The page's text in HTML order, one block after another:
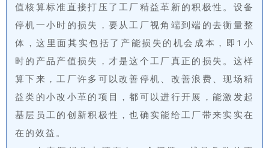
值核算标准直接打压了工厂精益革新的积极性。设备
停机一小时的损失，要从工厂视角端到端的去衡量整
体，这里面其实包括了产能损失的机会成本，即1小
时的产品产值损失，才是这个工厂真正的损失。这样
算下来，工厂许多可以改善停机、改善浪费、现场精
益类的小改小革的项目，都可以进行开展，能激发起
基层员工的创新积极性，也确实能给工厂带来实实在
在的效益。